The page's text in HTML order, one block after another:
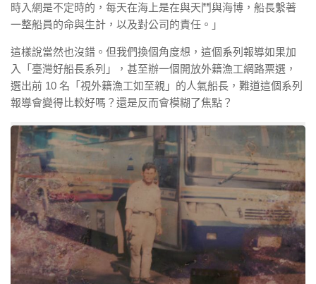
時入網是不定時的，每天在海上是在與天鬥與海博，船長繫著
一整船員的命與生計，以及對公司的責任。」
這樣說當然也沒錯。但我們換個角度想，這個系列報導如果加
入「臺灣好船長系列」，甚至辦一個開放外籍漁工網路票選，
選出前 10 名「視外籍漁工如至親」的人氣船長，難道這個系列
報導會變得比較好嗎？還是反而會模糊了焦點？